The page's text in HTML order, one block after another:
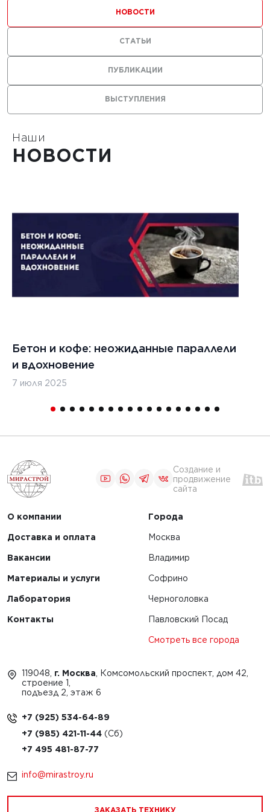
с
ВЫСТУПЛЕНИЯ
ПУБЛИКАЦИИ
НОВОСТИ
СТАТЬИ
Наши
НОВОСТИ
Бетон и кофе: неожиданные параллели
и вдохновение
7 июля 2025
Создание и
продвижение
сайта
О компании
Доставка и оплата
Вакансии
Материалы и услуги
Лаборатория
Контакты
Города
Москва
Владимир
Софрино
Черноголовка
Павловский Посад
Смотреть все города
119048, г. Москва , Комсомольский проспект, дом 42,
строение 1,
подъезд 2, этаж 6
+7 (925) 534-64-89
+7 (985) 421-11-44
+7 495 481-87-77
info@mirastroy.ru
ЗАКАЗАТЬ ТЕХНИКУ